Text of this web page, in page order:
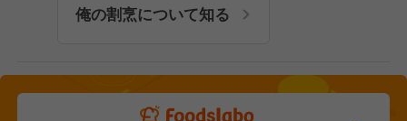
俺の割烹について知る